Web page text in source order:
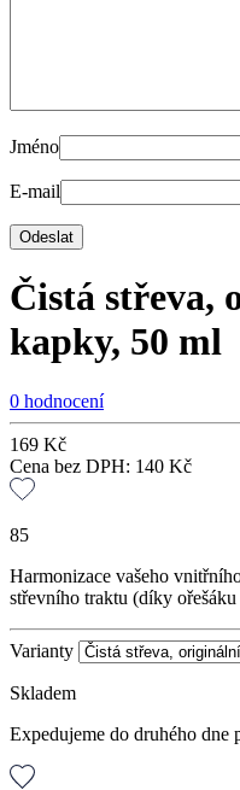
Jméno
E-mail
Čistá střeva,
kapky, 50 ml
0 hodnocení
169 Kč
Cena bez DPH: 140 Kč
85
Harmonizace vašeho
střevního traktu (díky
Varianty
Skladem
Expedujeme do druhého dne